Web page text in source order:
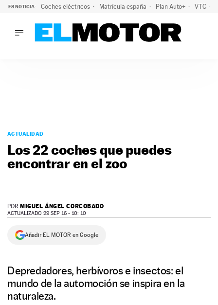
ES NOTICIA: Coches eléctricos Matrícula españa Plan Auto+ VTC
PODCAST
MOTOS
TECNOLOGÍA
SERVICIOS
NEWSLETTER
ACTUALIDAD
Los 22 coches que puedes
encontrar en el zoo
POR MIGUEL ÁNGEL CORCOBADO
ACTUALIZADO 29 SEP 16 - 10: 10
Añadir EL MOTOR en Google
Depredadores, herbívoros e insectos: el
mundo de la automoción se inspira en la
naturaleza.